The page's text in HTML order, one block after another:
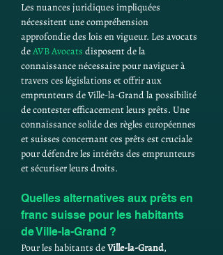
Les nuances juridiques impliquées
nécessitent une compréhension
approfondie des lois en vigueur. Les avocats
de AVB Avocats disposent de la
connaissance nécessaire pour naviguer à
travers ces législations et offrir aux
emprunteurs de Ville-la-Grand la possibilité
de contester efficacement leurs prêts. Une
connaissance solide des règles européennes
et suisses concernant ces prêts est cruciale
pour défendre les intérêts des emprunteurs
et sécuriser leurs droits.
Quelles alternatives aux prêts en
franc suisse pour les habitants
de Ville-la-Grand ?
Pour les habitants de Ville-la-Grand,